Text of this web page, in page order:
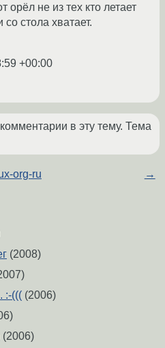
орёл не из тех кто летает
со стола хватает.
+00:00
в эту тему. Тема
org-ru →
(2008)
:-((( (2006)
(2006)